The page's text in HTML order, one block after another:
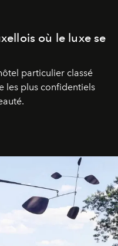
où le luxe se
particulier classé
les plus confidentiels